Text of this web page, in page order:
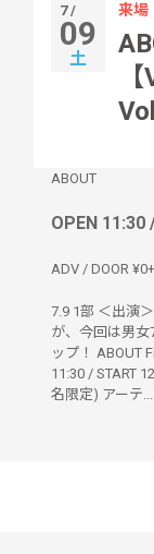
7 /
09
土
来場
ABOUT
OPEN 11:30
ADV / DOOR
7.9 1部 ＜出演
が、今回は男女
ップ！ ABOUT
11:30 / START
名限定) アーテ...